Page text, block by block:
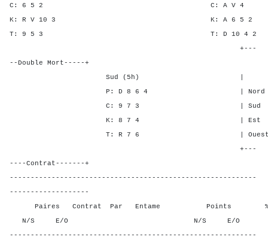
C: 6 5 2 C: A
K: R V 10 3 K: A 6
T: 9 5 3 T: D 10
+---
--Double Mort-----+
Sud (5h) | SA P C
P: D 8 6 4 | Nord 1 3
C: 9 7 3 | Sud 1 2
K: 8 7 4 | Est - - -
T: R 7 6 | Ouest - -
+---
----Contrat-------+
-----------------------------------------------------------
-------------------
Paires Contrat Par Entame Points %
N/S E/O N/S E/O N/
-----------------------------------------------------------